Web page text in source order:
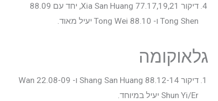
דיקור 77.17,19,21 Xia San Huang, יחד עם 88.09
Tong Shen ו- 88.10 Tong Wei יעיל מאוד.
גלאוקומה
דיקור 88.12-14 Shang San Huang ו- 22.08-09 Wan
Shun Yi/Er יעיל במיוחד.